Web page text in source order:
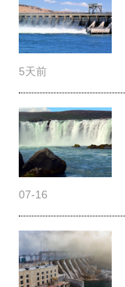
5天前
07-16